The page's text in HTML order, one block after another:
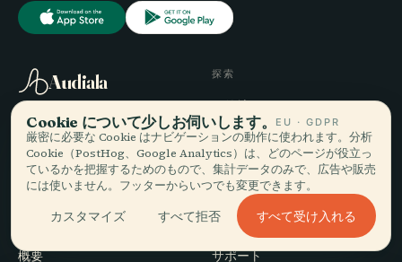
Audiala
あなたの本当の歩き方に寄り
添う音声ガイド — 誠実に集
め、街のために語り、一度だ
けダウンロード。
探索
目的地
ガイド
旅のヒント
料金を見る
ダウンロード
概要
ヘルプ
サポート
Cookie について少しお伺いします。 EU · GDPR
厳密に必要な Cookie はナビゲーションの動作に使われます。分析
Cookie（PostHog、Google Analytics）は、どのページが役立っ
ているかを把握するためのもので、集計データのみで、広告や販売
には使いません。フッターからいつでも変更できます。
カスタマイズ すべて拒否 すべて受け入れる